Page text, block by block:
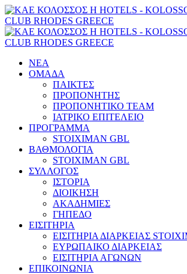
ΝΕΑ
ΟΜΑΔΑ
ΠΑΙΚΤΕΣ
ΠΡΟΠΟΝΗΤΗΣ
ΠΡΟΠΟΝΗΤΙΚΟ TEAM
ΙΑΤΡΙΚΟ ΕΠΙΤΕΛΕΙΟ
ΠΡΟΓΡΑΜΜΑ
STOIXIMAN GBL
ΒΑΘΜΟΛΟΓΙΑ
STOIXIMAN GBL
ΣΥΛΛΟΓΟΣ
ΙΣΤΟΡΙΑ
ΔΙΟΙΚΗΣΗ
ΑΚΑΔΗΜΙΕΣ
ΓΗΠΕΔΟ
ΕΙΣΙΤΗΡΙΑ
ΕΙΣΙΤΗΡΙΑ ΔΙΑΡΚΕΙΑΣ
ΕΥΡΩΠΑΙΚΟ ΔΙΑΡΚΕΙΑΣ
ΕΙΣΙΤΗΡΙΑ ΑΓΩΝΩΝ
ΕΠΙΚΟΙΝΩΝΙΑ